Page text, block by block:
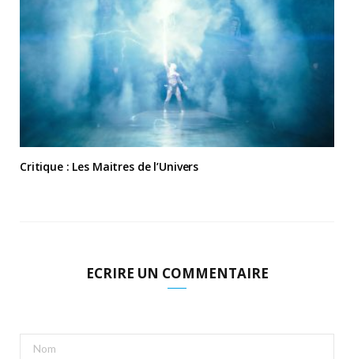
Critique : Les Maitres de l’Univers
ECRIRE UN COMMENTAIRE